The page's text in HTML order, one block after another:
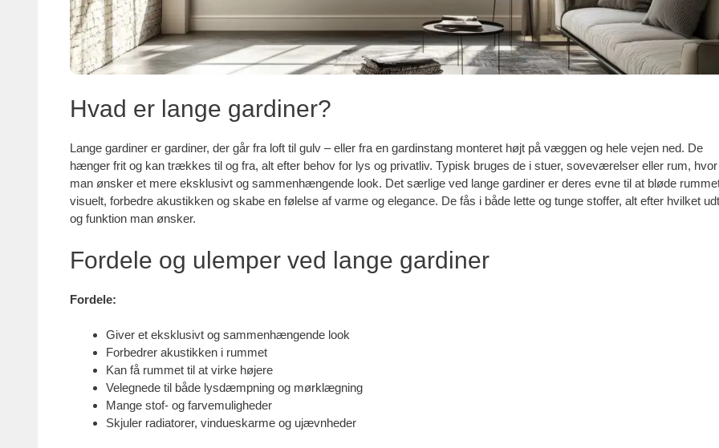
Hvad er lange gardiner?
Lange gardiner er gardiner, der går fra loft til gulv – eller fra en gardinstang monteret højt på væggen og hele vejen ned. De
hænger frit og kan trækkes til og fra, alt efter behov for lys og privatliv. Typisk bruges de i stuer, soveværelser eller rum, hvor
man ønsker et mere eksklusivt og sammenhængende look. Det særlige ved lange gardiner er deres evne til at bløde
visuelt, forbedre akustikken og skabe en følelse af varme og elegance. De fås i både lette og tunge stoffer, alt efter hvilket
og funktion man ønsker.
Fordele og ulemper ved lange gardiner
Fordele:
Giver et eksklusivt og sammenhængende look
Forbedrer akustikken i rummet
Kan få rummet til at virke højere
Velegnede til både lysdæmpning og mørklægning
Mange stof- og farvemuligheder
Skjuler radiatorer, vindueskarme og ujævnheder